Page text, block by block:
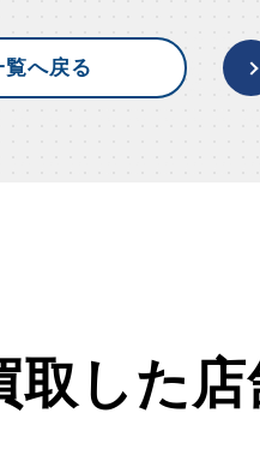
へ戻る
取した店